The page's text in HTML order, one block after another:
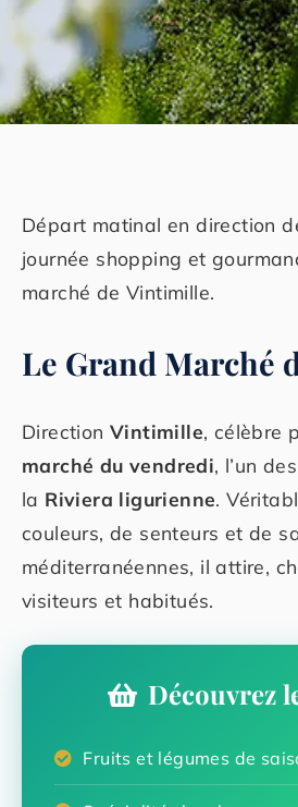
Départ matinal en direction
journée shopping et
marché de Vintimille.
Le Grand Marché
Direction Vintimille, célèbre
marché du vendredi, l’un
la Riviera ligurienne.
couleurs, de senteurs et de
méditerranéennes, il attire,
visiteurs et habitués.
Découvrez
Fruits et légumes de